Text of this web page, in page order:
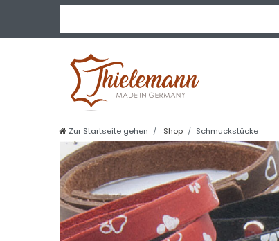
Zur Startseite gehen Shop Schmuckstücke